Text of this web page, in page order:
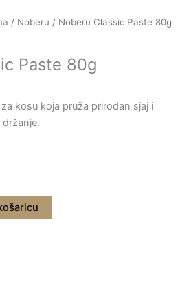
/ Noberu / Noberu Classic Paste 80g
Paste 80g
kosu koja pruža prirodan sjaj i